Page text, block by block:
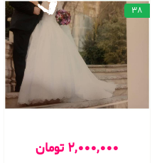
2,000,000 تومان
38